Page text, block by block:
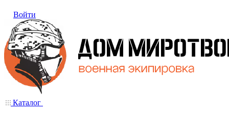
Войти
Каталог